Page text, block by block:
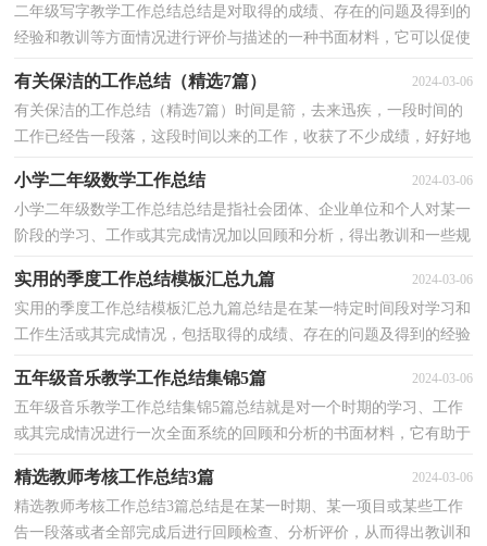
二年级写字教学工作总结总结是对取得的成绩、存在的问题及得到的
经验和教训等方面情况进行评价与描述的一种书面材料，它可以促使
有关保洁的工作总结（精选7篇） 2024-03-06
有关保洁的工作总结（精选7篇）时间是箭，去来迅疾，一段时间的
工作已经告一段落，这段时间以来的工作，收获了不少成绩，好好地
小学二年级数学工作总结 2024-03-06
小学二年级数学工作总结总结是指社会团体、企业单位和个人对某一
阶段的学习、工作或其完成情况加以回顾和分析，得出教训和一些规
实用的季度工作总结模板汇总九篇 2024-03-06
实用的季度工作总结模板汇总九篇总结是在某一特定时间段对学习和
工作生活或其完成情况，包括取得的成绩、存在的问题及得到的经验
五年级音乐教学工作总结集锦5篇 2024-03-06
五年级音乐教学工作总结集锦5篇总结就是对一个时期的学习、工作
或其完成情况进行一次全面系统的回顾和分析的书面材料，它有助于
精选教师考核工作总结3篇 2024-03-06
精选教师考核工作总结3篇总结是在某一时期、某一项目或某些工作
告一段落或者全部完成后进行回顾检查、分析评价，从而得出教训和